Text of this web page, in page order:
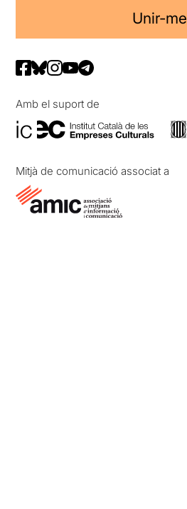
Unir-me
Amb el suport de
Mitjà de comunicació associat a